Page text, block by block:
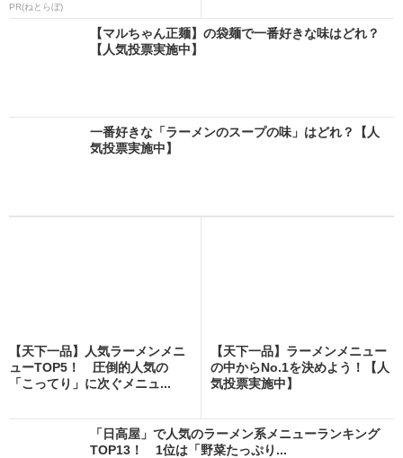
PR(ねとらぼ)
【マルちゃん正麺】の袋麺で一番好きな味はどれ？
【人気投票実施中】
一番好きな「ラーメンのスープの味」はどれ？【人
気投票実施中】
【天下一品】人気ラーメンメニ
ューTOP5！ 圧倒的人気の
「こってり」に次ぐメニュ...
【天下一品】ラーメンメニュー
の中からNo.1を決めよう！【人
気投票実施中】
「日高屋」で人気のラーメン系メニューランキング
TOP13！ 1位は「野菜たっぷり...